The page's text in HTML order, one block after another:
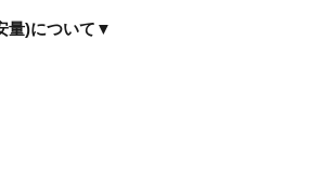
量)について▼